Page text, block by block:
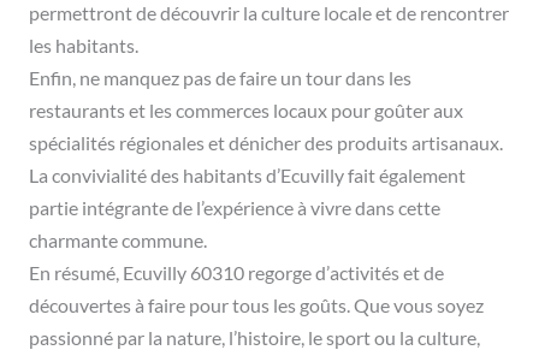
permettront de découvrir la culture locale et de rencontrer
les habitants.
Enfin, ne manquez pas de faire un tour dans les
restaurants et les commerces locaux pour goûter aux
spécialités régionales et dénicher des produits artisanaux.
La convivialité des habitants d’Ecuvilly fait également
partie intégrante de l’expérience à vivre dans cette
charmante commune.
En résumé, Ecuvilly 60310 regorge d’activités et de
découvertes à faire pour tous les goûts. Que vous soyez
passionné par la nature, l’histoire, le sport ou la culture,